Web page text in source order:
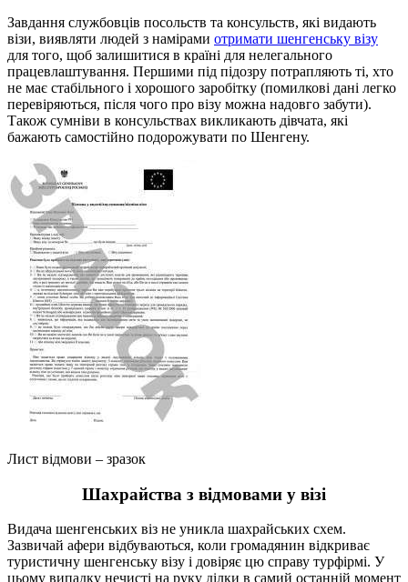
Завдання службовців посольств та консульств, які видають
візи, виявляти людей з намірами отримати шенгенську візу
для того, щоб залишитися в країні для нелегального
працевлаштування. Першими під підозру потрапляють ті, хто
не має стабільного і хорошого заробітку (помилкові дані легко
перевіряються, після чого про візу можна надовго забути).
Також сумніви в консульствах викликають дівчата, які
бажають самостійно подорожувати по Шенгену.
Лист відмови – зразок
Шахрайства з відмовами у візі
Видача шенгенських віз не уникла шахрайських схем.
Зазвичай афери відбуваються, коли громадянин відкриває
туристичну шенгенську візу і довіряє цю справу турфірмі. У
цьому випадку нечисті на руку ділки в самий останній момент